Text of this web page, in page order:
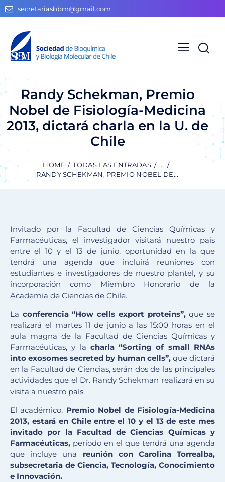
secretariasbbm@gmail.com
Randy Schekman, Premio
Nobel de Fisiología-Medicina
2013, dictará charla en la U. de
Chile
HOME TODAS LAS ENTRADAS
...
RANDY SCHEKMAN, PREMIO NOBEL DE...
Invitado por la Facultad de Ciencias Químicas y
Farmacéuticas, el investigador visitará nuestro país
entre el 10 y el 13 de junio, oportunidad en la que
tendrá una agenda que incluirá reuniones con
estudiantes e investigadores de nuestro plantel, y su
incorporación como Miembro Honorario de la
Academia de Ciencias de Chile.
La conferencia “How cells export proteins”,que se
realizará el martes 11 de junio a las 15:00 horas en el
aula magna de la Facultad de Ciencias Químicas y
Farmacéuticas, y la charla “Sorting of small RNAs
into exosomes secreted by human cells”,que dictará
en la Facultad de Ciencias, serán dos de las principales
actividades que el Dr. Randy Schekman realizará en su
visita a nuestro país.
El académico, Premio Nobel de Fisiología-Medicina
2013, estará en Chile entre el 10 y el 13 de este mes
invitado por la Facultad de Ciencias Químicas y
Farmacéuticas, período en el que tendrá una agenda
que incluye una reunión con Carolina Torrealba,
subsecretaria de Ciencia, Tecnología, Conocimiento
e Innovación.